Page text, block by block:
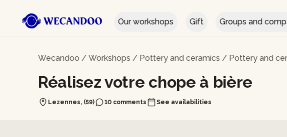
Our workshops Gift Groups and
Wecandoo / Workshops / Pottery and ceramics / Pottery and
Réalisez votre chope à bière
Lezennes, (59) 10 comments See availabilities